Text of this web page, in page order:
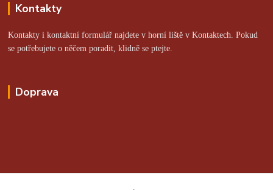
Kontakty
Kontakty i kontaktní formulář najdete v horní liště v Kontaktech. Pokud
se potřebujete o něčem poradit, klidně se ptejte.
Doprava